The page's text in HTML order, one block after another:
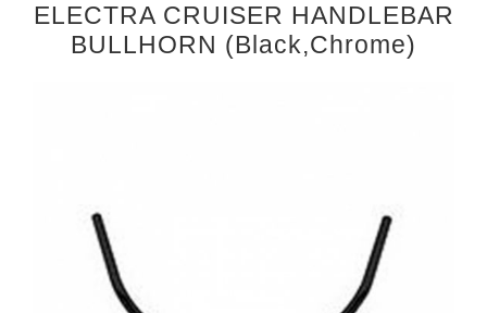
ELECTRA CRUISER HANDLEBAR
BULLHORN (Black,Chrome)